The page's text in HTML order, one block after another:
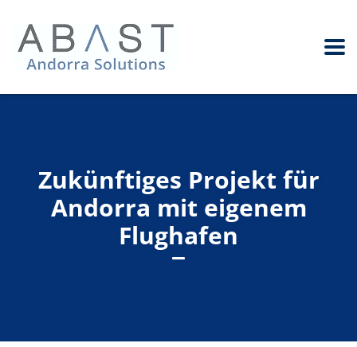
Zukünftiges Projekt für
Andorra mit eigenem
Flughafen